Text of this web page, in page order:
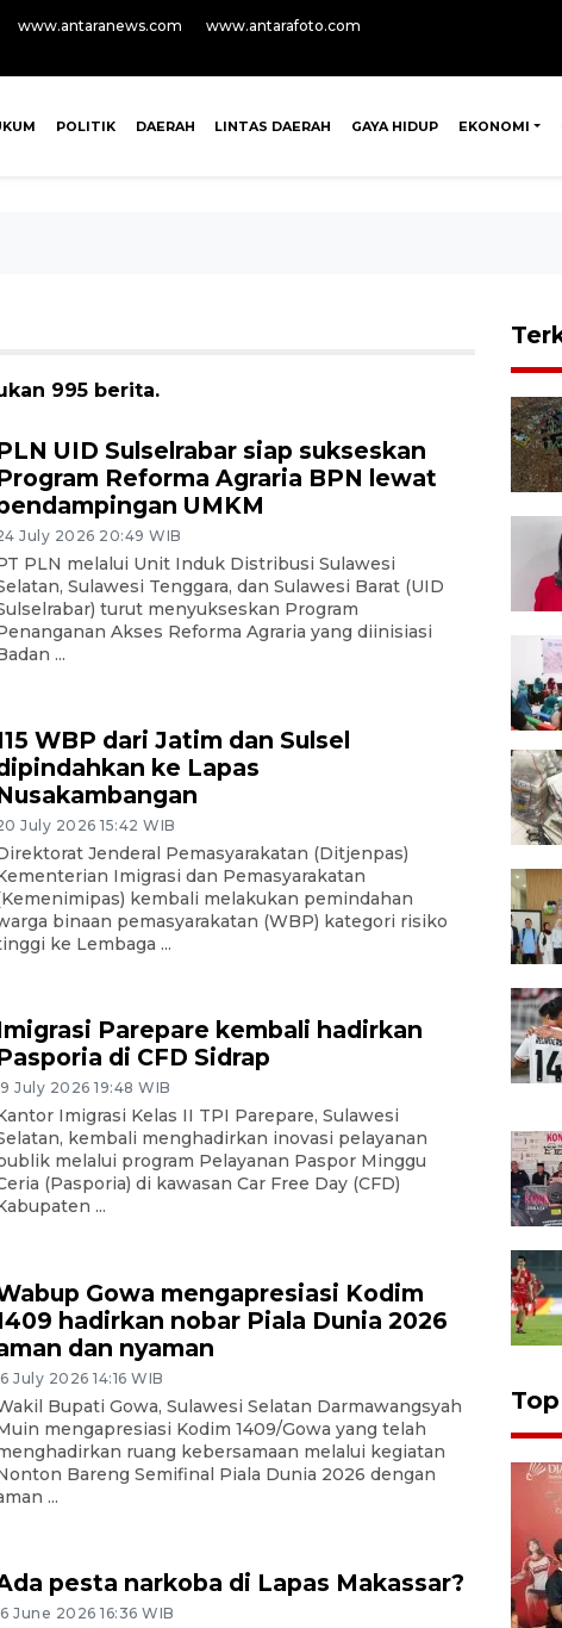
www.antaranews.com www.antarafoto.com
POLITIK DAERAH LINTAS DAERAH GAYA HIDUP EKONOMI
995 berita.
UID Sulselrabar siap sukseskan
Reforma Agraria BPN lewat
UMKM
July 2026 20:49 WIB
PLN melalui Unit Induk Distribusi Sulawesi
Sulawesi Tenggara, dan Sulawesi Barat (UID
turut menyukseskan Program
Akses Reforma Agraria yang diinisiasi
...
WBP dari Jatim dan Sulsel
ke Lapas
July 2026 15:42 WIB
Jenderal Pemasyarakatan (Ditjenpas)
Imigrasi dan Pemasyarakatan
kembali melakukan pemindahan
binaan pemasyarakatan (WBP) kategori risiko
ke Lembaga ...
Parepare kembali hadirkan
di CFD Sidrap
July 2026 19:48 WIB
Imigrasi Kelas II TPI Parepare, Sulawesi
kembali menghadirkan inovasi pelayanan
melalui program Pelayanan Paspor Minggu
(Pasporia) di kawasan Car Free Day (CFD)
...
Gowa mengapresiasi Kodim
hadirkan nobar Piala Dunia 2026
dan nyaman
July 2026 14:16 WIB
Bupati Gowa, Sulawesi Selatan Darmawangsyah
mengapresiasi Kodim 1409/Gowa yang telah
ruang kebersamaan melalui kegiatan
Bareng Semifinal Piala Dunia 2026 dengan
...
pesta narkoba di Lapas Makassar?
June 2026 16:36 WIB